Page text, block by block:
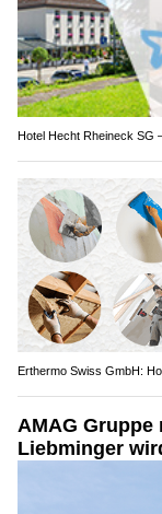
Hotel Hecht Rheineck SG
Erthermo Swiss GmbH:
AMAG Gruppe
Liebminger